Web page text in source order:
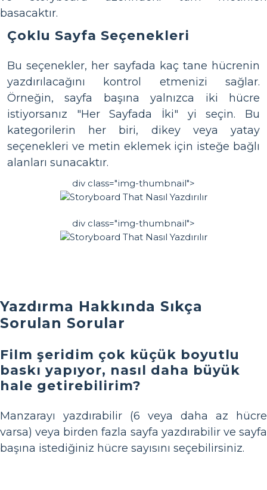
basacaktır.
Çoklu Sayfa Seçenekleri
Bu seçenekler, her sayfada kaç tane hücrenin
yazdırılacağını kontrol etmenizi sağlar.
Örneğin, sayfa başına yalnızca iki hücre
istiyorsanız "Her Sayfada İki" yi seçin. Bu
kategorilerin her biri, dikey veya yatay
seçenekleri ve metin eklemek için isteğe bağlı
alanları sunacaktır.
div class="img-thumbnail">
div class="img-thumbnail">
Yazdırma Hakkında Sıkça
Sorulan Sorular
Film şeridim çok küçük boyutlu
baskı yapıyor, nasıl daha büyük
hale getirebilirim?
Manzarayı yazdırabilir (6 veya daha az hücre
varsa) veya birden fazla sayfa yazdırabilir ve sayfa
başına istediğiniz hücre sayısını seçebilirsiniz.